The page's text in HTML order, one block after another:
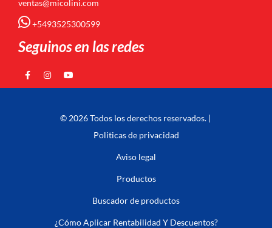
ventas@micolini.com
+5493525300599
Seguinos en las redes
© 2026 Todos los derechos reservados. |
Politicas de privacidad
Aviso legal
Productos
Buscador de productos
¿Cómo Aplicar Rentabilidad Y Descuentos?